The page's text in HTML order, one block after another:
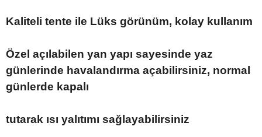
Kaliteli tente ile Lüks görünüm, kolay kullanım
Özel açılabilen yan yapı sayesinde yaz
günlerinde havalandırma açabilirsiniz, normal
günlerde kapalı
tutarak ısı yalıtımı sağlayabilirsiniz